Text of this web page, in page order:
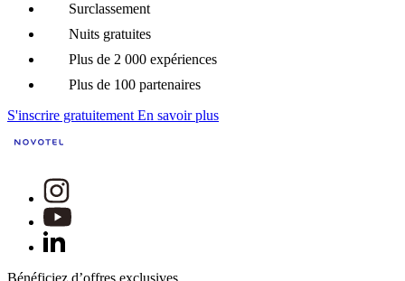
Surclassement
Nuits gratuites
Plus de 2 000 expériences
Plus de 100 partenaires
S'inscrire gratuitement En savoir plus